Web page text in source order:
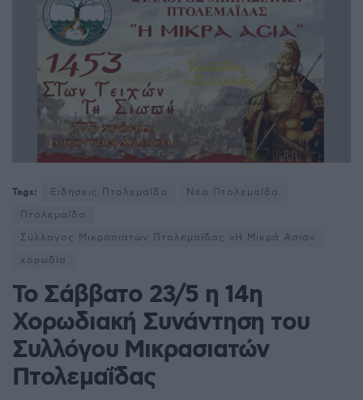
Tags: Ειδήσεις Πτολεμαΐδα
Νέα Πτολεμαΐδα
Πτολεμαΐδα
Σύλλογος Μικρασιατών Πτολεμαΐδας «Η Μικρά Ασία»
χορωδία
Το Σάββατο 23/5 η 14η
Χορωδιακή Συνάντηση του
Συλλόγου Μικρασιατών
Πτολεμαΐδας